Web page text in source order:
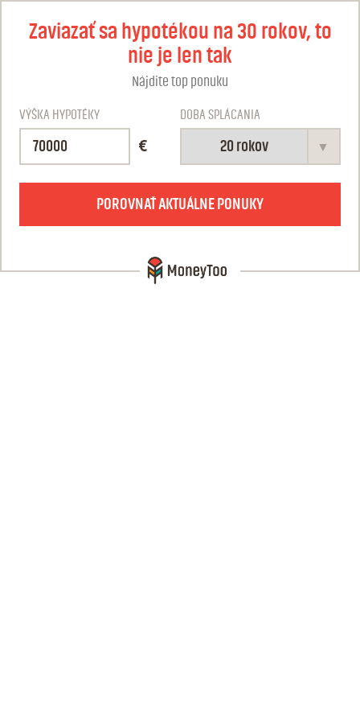
Zaviazať sa hypotékou na 30 rokov, to
nie je len tak
Nájdite top ponuku
VÝŠKA HYPOTÉKY
€
DOBA SPLÁCANIA
POROVNAŤ AKTUÁLNE PONUKY